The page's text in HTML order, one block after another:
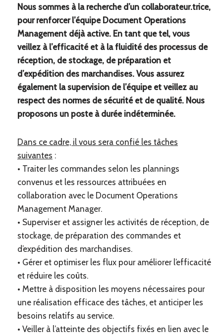
Nous sommes à la recherche d’un collaborateur.trice,
pour renforcer l’équipe Document Operations
Management déjà active. En tant que tel, vous
veillez à l’efficacité et à la fluidité des processus de
réception, de stockage, de préparation et
d’expédition des marchandises. Vous assurez
également la supervision de l’équipe et veillez au
respect des normes de sécurité et de qualité. Nous
proposons un poste à durée indéterminée.
Dans ce cadre, il vous sera confié les tâches
suivantes :
• Traiter les commandes selon les plannings
convenus et les ressources attribuées en
collaboration avec le Document Operations
Management Manager.
• Superviser et assigner les activités de réception, de
stockage, de préparation des commandes et
d’expédition des marchandises.
• Gérer et optimiser les flux pour améliorer l’efficacité
et réduire les coûts.
• Mettre à disposition les moyens nécessaires pour
une réalisation efficace des tâches, et anticiper les
besoins relatifs au service.
• Veiller à l’atteinte des objectifs fixés en lien avec le